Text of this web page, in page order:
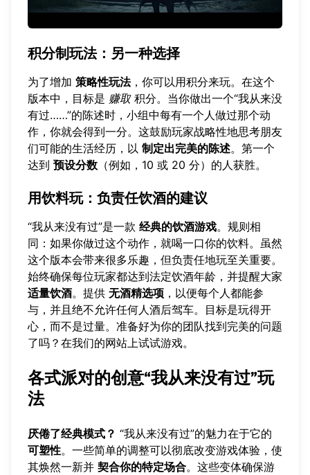
积分制玩法：另一种选择
为了增加 策略性玩法，你可以用积分来玩。在这个
版本中，目标是 赚取积分。当你做出一个“我从来没
有过……”的陈述时，小组中每有一个人做过那个动
作，你就会得到一分。这鼓励玩家战略性地思考朋友
们可能的生活经历，以 制定出完美的陈述。第一个
达到 预设分数 （例如，10 或 20 分）的人获胜。
用饮料玩：负责任饮酒的建议
“我从来没有过”是一款 经典的饮酒游戏。规则相
同：如果你做过这个动作，就喝一口你的饮料。虽然
这个版本会带来很多乐趣，但负责任地玩至关重要。
始终确保每位玩家都达到法定饮酒年龄，并提醒大家
适量饮酒。提供 无酒精选项 ，以便每个人都能参
与，并且绝不允许任何人酒后驾车。目标是玩得开
心，而不是过量。准备好为你的团队找到完美的问题
了吗？在我们的网站上试试游戏。
各式派对的创意“我从来没有过”玩
法
厌倦了经典模式？ “我从来没有过”的魅力在于它的
可塑性。一些简单的调整可以彻底改变游戏体验，使
其焕然一新并 契合你的特定场合。这些变体确保游